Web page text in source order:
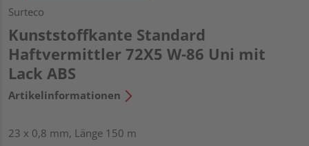
Surteco
Kunststoffkante Standard
Haftvermittler 72X5 W-86 Uni mit
Lack ABS
Artikelinformationen
23 x 0,8 mm, Länge 150 m